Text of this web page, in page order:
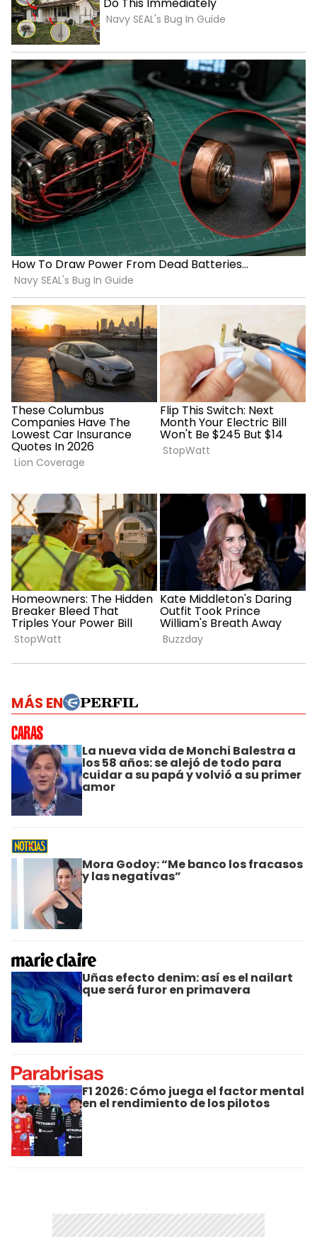
MÁS EN
La nueva vida de Monchi Balestra a
los 58 años: se alejó de todo para
cuidar a su papá y volvió a su primer
amor
Mora Godoy: “Me banco los fracasos
y las negativas”
Uñas efecto denim: así es el nailart
que será furor en primavera
F1 2026: Cómo juega el factor mental
en el rendimiento de los pilotos